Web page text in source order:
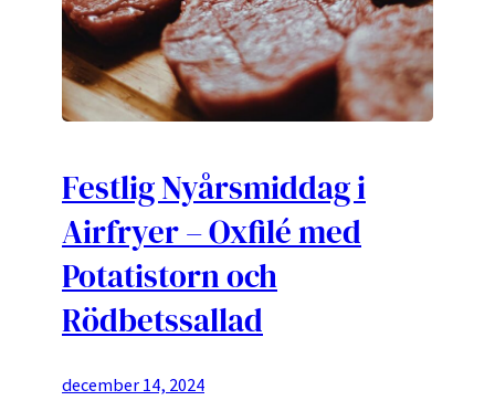
Festlig Nyårsmiddag i
Airfryer – Oxfilé med
Potatistorn och
Rödbetssallad
december 14, 2024